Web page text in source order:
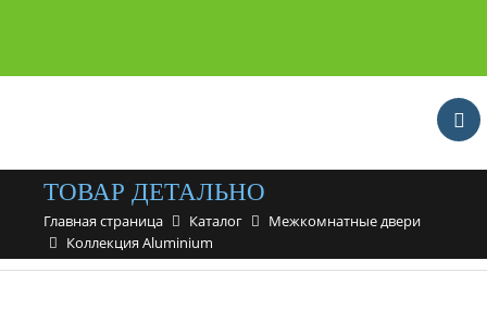
ТОВАР ДЕТАЛЬНО
Главная страница Каталог
Межкомнатные двери
Коллекция Aluminium